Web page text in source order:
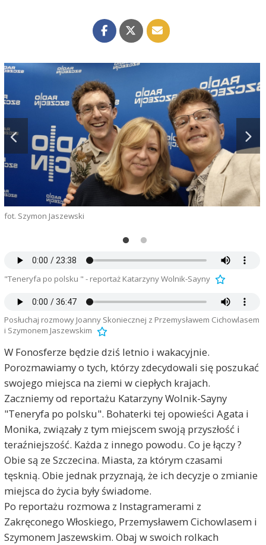
fot. Szymon Jaszewski
"Teneryfa po polsku " - reportaż Katarzyny Wolnik-Sayny
Posłuchaj rozmowy Joanny Skoniecznej z Przemysławem Cichowlasem
i Szymonem Jaszewskim
W Fonosferze będzie dziś letnio i wakacyjnie.
Porozmawiamy o tych, którzy zdecydowali się poszukać
swojego miejsca na ziemi w ciepłych krajach.
Zaczniemy od reportażu Katarzyny Wolnik-Sayny
"Teneryfa po polsku". Bohaterki tej opowieści Agata i
Monika, związały z tym miejscem swoją przyszłość i
teraźniejszość. Każda z innego powodu. Co je łączy ?
Obie są ze Szczecina. Miasta, za którym czasami
tęsknią. Obie jednak przyznają, że ich decyzje o zmianie
miejsca do życia były świadome.
Po reportażu rozmowa z Instagramerami z
Zakręconego Włoskiego, Przemysławem Cichowlasem i
Szymonem Jaszewskim. Obaj w swoich rolkach